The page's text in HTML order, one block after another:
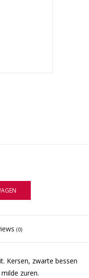
(0)
Kersen, zwarte bessen
zuren.